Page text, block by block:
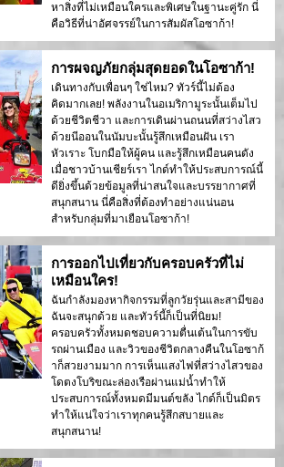
หาสิ่งที่ไม่เหมือนใครและพิเศษในฐานะคู่รัก นี่
คือวิธีที่น่าอัศจรรย์ในการสัมผัสโอซาก้า!
การผจญภัยกลุ่มสุดยอดในโอซาก้า!
เดินทางกับเพื่อนๆ ใช่ไหม? ทัวร์นี้ไม่ต้อง
คิดมากเลย! พลังงานในอเมริกามูระนั้นเต็มไป
ด้วยชีวิตชีวา และการเดินผ่านถนนที่สว่างไสว
ด้วยนีออนในนัมบะนั้นรู้สึกเหมือนฝัน เรา
หัวเราะ โบกมือให้ผู้คน และรู้สึกเหมือนคนดัง
เมื่อชาวบ้านเชียร์เรา ไกด์ทำให้ประสบการณ์นี้
ดียิ่งขึ้นด้วยข้อมูลที่น่าสนใจและบรรยากาศที่
สนุกสนาน นี่คือสิ่งที่ต้องทำอย่างแน่นอน
สำหรับกลุ่มที่มาเยือนโอซาก้า!
การออกไปเที่ยวกับครอบครัวที่ไม่
เหมือนใคร!
ฉันกำลังมองหากิจกรรมที่ลูกวัยรุ่นและสามีของ
ฉันจะสนุกด้วย และทัวร์นี้ก็เป็นที่นิยม!
ครอบครัวทั้งหมดชอบความตื่นเต้นในการขับ
รถผ่านเมือง และวิวของชีวิตกลางคืนในโอซาก้
าก็สวยงามมาก การเห็นแสงไฟที่สว่างไสวของ
โดตงโบริขณะล่องเรือผ่านแม่น้ำทำให้
ประสบการณ์ทั้งหมดมีมนต์ขลัง ไกด์ก็เป็นมิตร
ทำให้แน่ใจว่าเราทุกคนรู้สึกสบายและ
สนุกสนาน!